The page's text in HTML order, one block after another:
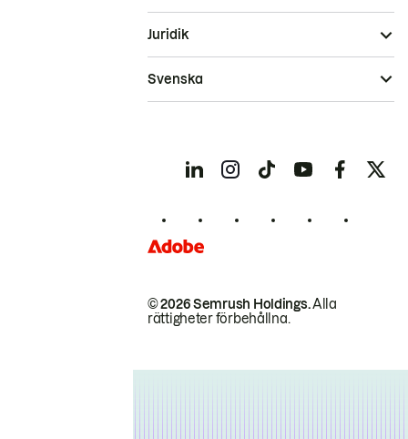
© 2026 Semrush Holdings.Alla
rättigheter förbehållna.
Juridik
Svenska